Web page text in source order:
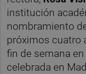
institución
nombramiento
próximos cuatro
fin de semana
celebrada en